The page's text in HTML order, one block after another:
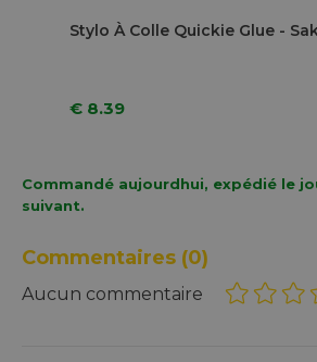
Stylo À Colle Quickie Glue -
€ 8.39
Commandé aujourdhui, expédié le
suivant.
Commentaires (0)
Aucun commentaire